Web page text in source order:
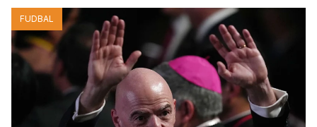
FUDBAL